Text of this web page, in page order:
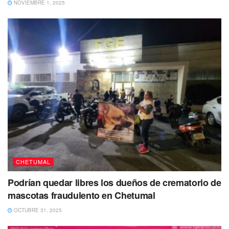
NOVIEMBRE 1, 2025
CHETUMAL
Podrían quedar libres los dueños de crematorio de
mascotas fraudulento en Chetumal
OCTUBRE 31, 2025